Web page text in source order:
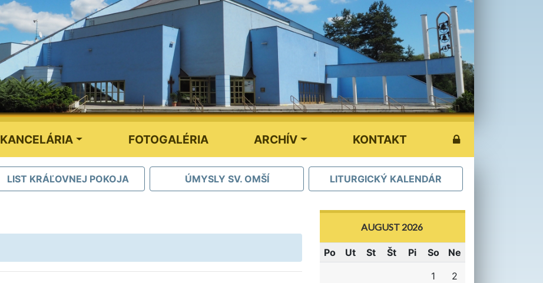
KANCELÁRIA FOTOGALÉRIA ARCHÍV KONTAKT
LIST KRÁĽOVNEJ POKOJA ÚMYSLY SV. OMŠÍ LITURGICKÝ KALENDÁR
AUGUST 2026
Po Ut St Št Pi So
Ne
1
2